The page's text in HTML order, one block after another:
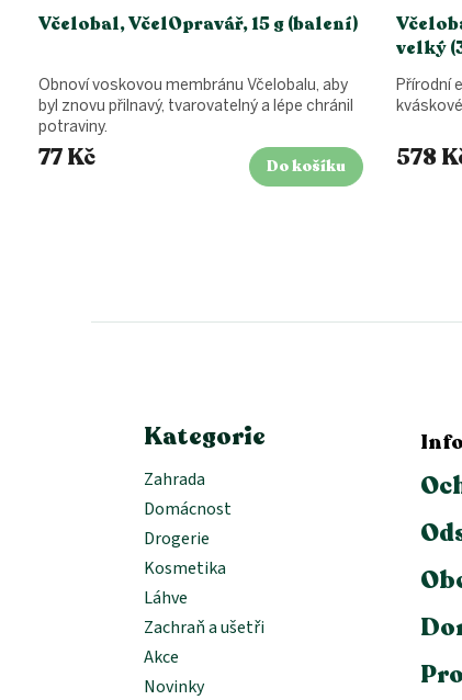
Včelobal, VčelOpravář, 15 g (balení)
77 Kč Do košíku
Obnoví voskovou membránu Včelobalu, aby
byl znovu přilnavý, tvarovatelný a lépe chránil
potraviny.
velký
578
Přírodní
Kategorie
Zahrada
Domácnost
Drogerie
Kosmetika
Láhve
Zachraň a ušetři
Akce
Novinky